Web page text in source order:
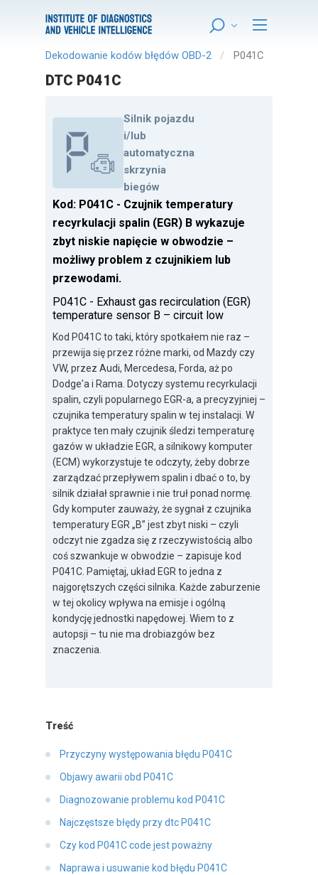
Dekodowanie kodów błędów OBD-2 P041C
DTC P041C
Silnik pojazdu
i/lub
automatyczna
skrzynia
biegów
Kod: P041C - Czujnik temperatury
recyrkulacji spalin (EGR) B wykazuje
zbyt niskie napięcie w obwodzie –
możliwy problem z czujnikiem lub
przewodami.
P041C - Exhaust gas recirculation (EGR)
temperature sensor B – circuit low
Kod P041C to taki, który spotkałem nie raz –
przewija się przez różne marki, od Mazdy czy
VW, przez Audi, Mercedesa, Forda, aż po
Dodge'a i Rama. Dotyczy systemu recyrkulacji
spalin, czyli popularnego EGR-a, a precyzyjniej –
czujnika temperatury spalin w tej instalacji. W
praktyce ten mały czujnik śledzi temperaturę
gazów w układzie EGR, a silnikowy komputer
(ECM) wykorzystuje te odczyty, żeby dobrze
zarządzać przepływem spalin i dbać o to, by
silnik działał sprawnie i nie truł ponad normę.
Gdy komputer zauważy, że sygnał z czujnika
temperatury EGR „B” jest zbyt niski – czyli
odczyt nie zgadza się z rzeczywistością albo
coś szwankuje w obwodzie – zapisuje kod
P041C. Pamiętaj, układ EGR to jedna z
najgorętszych części silnika. Każde zaburzenie
w tej okolicy wpływa na emisje i ogólną
kondycję jednostki napędowej. Wiem to z
autopsji – tu nie ma drobiazgów bez
znaczenia.
Treść
Przyczyny występowania błędu P041C
Objawy awarii obd P041C
Diagnozowanie problemu kod P041C
Najczęstsze błędy przy dtc P041C
Czy kod P041C code jest poważny
Naprawa i usuwanie kod błędu P041C